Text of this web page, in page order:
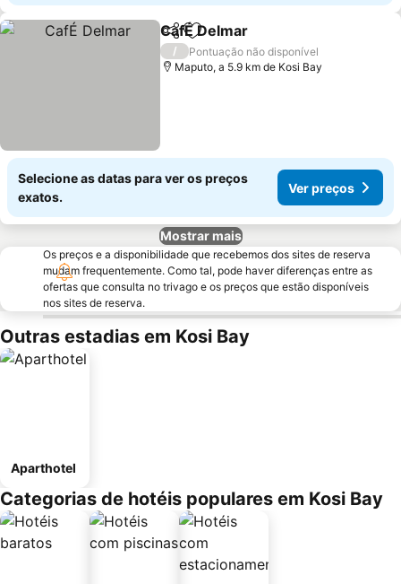
PartilharAdicionar aos favoritos
CafÉ Delmar
/
Pontuação não disponível
Maputo, a 5.9 km de Kosi Bay
Selecione as datas para ver os preços
exatos.
Ver preços
Mostrar mais
Os preços e a disponibilidade que recebemos dos sites de reserva
mudam frequentemente. Como tal, pode haver diferenças entre as
ofertas que consulta no trivago e os preços que estão disponíveis
nos sites de reserva.
Outras estadias em Kosi Bay
Aparthotel
Categorias de hotéis populares em Kosi Bay